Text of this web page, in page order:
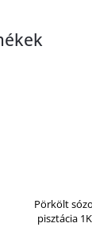
Pörkölt
pisztácia